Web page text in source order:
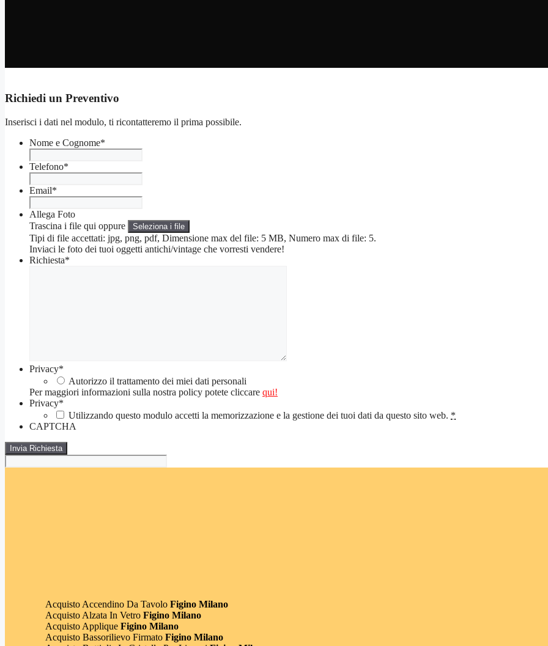
Richiedi un Preventivo
Inserisci i dati nel modulo, ti ricontatteremo il prima possibile.
Nome e Cognome*
Telefono*
Email*
Allega Foto
Trascina i file qui oppure
Seleziona i file
Tipi di file accettati: jpg, png, pdf, Dimensione max del file: 5 MB, Numero max di file: 5.
Inviaci le foto dei tuoi oggetti antichi/vintage che vorresti vendere!
Richiesta*
Privacy*
Autorizzo il trattamento dei miei dati personali
Per maggiori informazioni sulla nostra policy potete cliccare qui!
Privacy*
Utilizzando questo modulo accetti la memorizzazione e la gestione dei tuoi dati da questo sito web. *
CAPTCHA
Acquisto Accendino Da Tavolo Figino Milano
Acquisto Alzata In Vetro Figino Milano
Acquisto Applique Figino Milano
Acquisto Bassorilievo Firmato Figino Milano